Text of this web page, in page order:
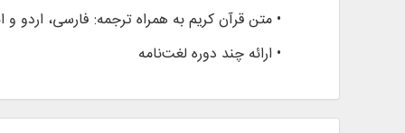
• متن قرآن کریم به همراه ترجمه: فارسی، اردو و
• ارائه چند دوره لغت‌نامه